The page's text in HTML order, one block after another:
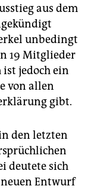
aus dem
unbedingt
19 Mitglieder
jedoch ein
von allen
gibt.
den letzten
deutete sich
Entwurf